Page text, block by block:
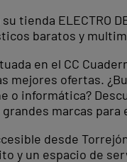
tienda ELECTRO
baratos y
en el CC
mejores ofertas.
o informática?
grandes marcas
desde
y un espacio de